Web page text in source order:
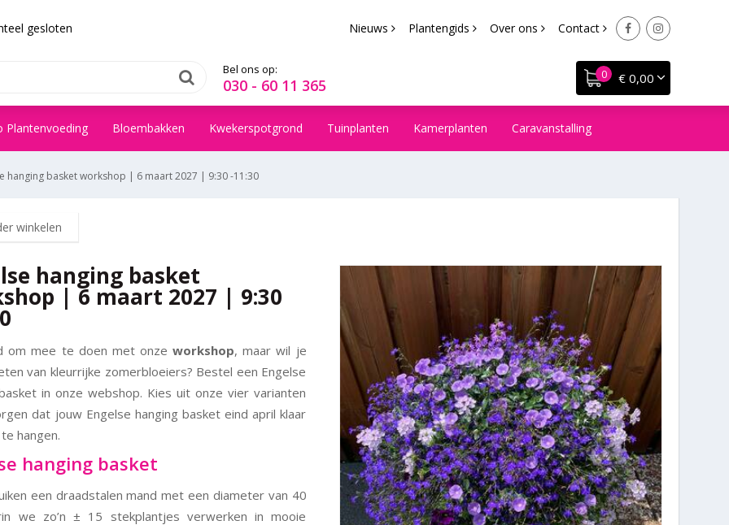
hanging basket workshop | 6 maart 2027 | 9:30 -11:30
gesloten Nieuws Plantengids Over ons Contact
€ 0,00
Bel ons op:
030 - 60 11 365
Plantenvoeding Bloembakken Kwekerspotgrond Tuinplanten Kamerplanten Caravanstalling
winkelen
hanging basket
| 6 maart 2027 | 9:30
om mee te doen met onzeworkshop, maar wil je
van kleurrijke zomerbloeiers? Bestel een Engelse
in onze webshop. Kies uit onze vier varianten
dat jouw Engelse hanging basket eind april klaar
hangen.
hanging basket
een draadstalen mand met een diameter van 40
we zo’n ± 15 stekplantjes verwerken in mooie